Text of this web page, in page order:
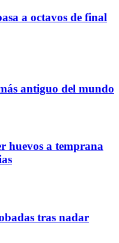
a octavos de final
antiguo del mundo
huevos a temprana
tras nadar